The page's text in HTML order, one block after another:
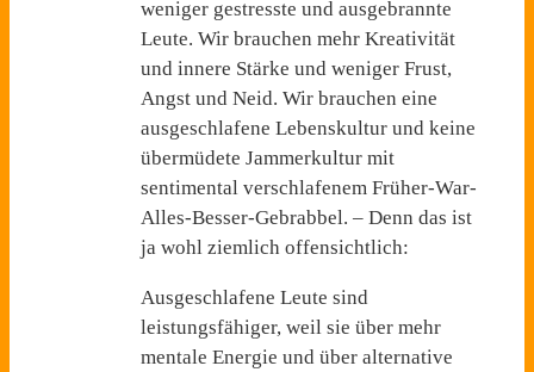
weniger gestresste und ausgebrannte
Leute. Wir brauchen mehr Kreativität
und innere Stärke und weniger Frust,
Angst und Neid. Wir brauchen eine
ausgeschlafene Lebenskultur und keine
übermüdete Jammerkultur mit
sentimental verschlafenem Früher-War-
Alles-Besser-Gebrabbel. – Denn das ist
ja wohl ziemlich offensichtlich:
Ausgeschlafene Leute sind
leistungsfähiger, weil sie über mehr
mentale Energie und über alternative